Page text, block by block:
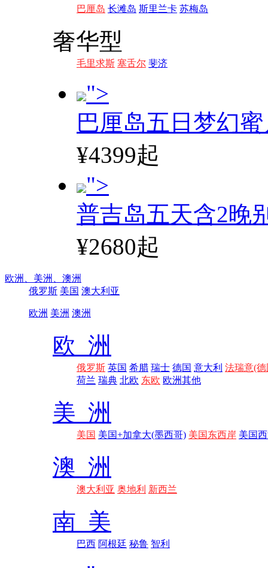
巴厘岛 长滩岛 斯里兰卡 苏梅岛
奢华型
毛里求斯 塞舌尔 斐济
">
巴厘岛五日梦幻
¥4399起
">
普吉岛五天含2晚
¥2680起
欧洲、 美洲、 澳洲
俄罗斯 美国 澳大利亚
欧洲 美洲 澳洲
欧 洲
俄罗斯 英国 希腊 瑞士 德国 意大利 法瑞意(德
荷兰 瑞典 北欧 东欧 欧洲其他
美 洲
美国 美国+加拿大(墨西哥) 美国东西岸 美国
澳 洲
澳大利亚 奥地利 新西兰
南 美
巴西 阿根廷 秘鲁 智利